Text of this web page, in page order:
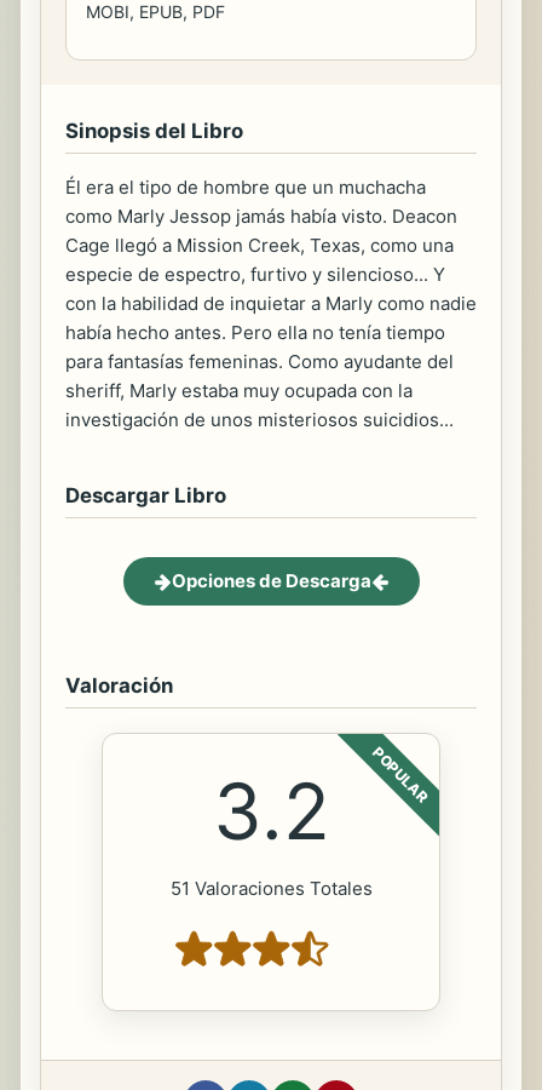
MOBI, EPUB, PDF
Sinopsis del Libro
Él era el tipo de hombre que un muchacha
como Marly Jessop jamás había visto. Deacon
Cage llegó a Mission Creek, Texas, como una
especie de espectro, furtivo y silencioso... Y
con la habilidad de inquietar a Marly como nadie
había hecho antes. Pero ella no tenía tiempo
para fantasías femeninas. Como ayudante del
sheriff, Marly estaba muy ocupada con la
investigación de unos misteriosos suicidios...
Descargar Libro
Opciones de Descarga
Valoración
POPULAR
3.2
51 Valoraciones Totales